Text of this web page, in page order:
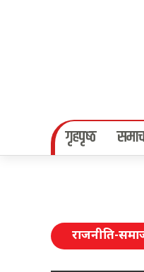
गृहपृष्‍ठ
राजनीति-